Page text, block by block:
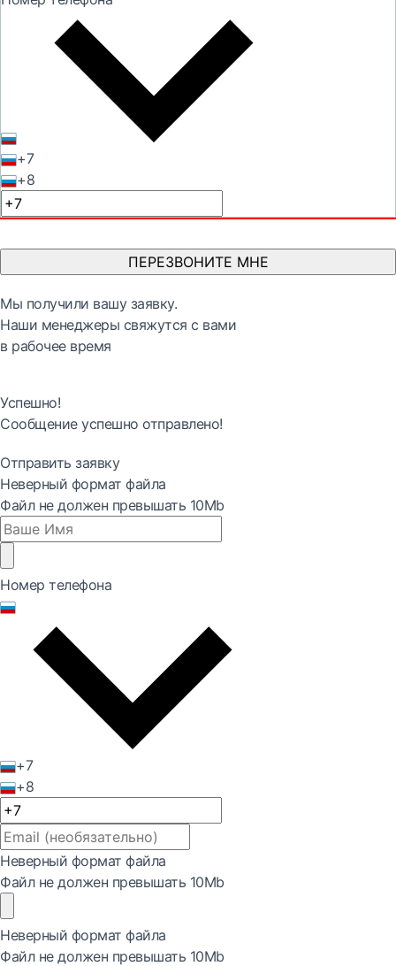
+7
+8
ПЕРЕЗВОНИТЕ МНЕ
Мы получили вашу заявку.
Наши менеджеры свяжутся с вами
в рабочее время
Успешно!
Сообщение успешно отправлено!
Отправить заявку
Неверный формат файла
Файл не должен превышать 10Mb
Номер телефона
+7
+8
Неверный формат файла
Файл не должен превышать 10Mb
Неверный формат файла
Файл не должен превышать 10Mb